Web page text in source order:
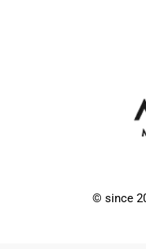
© since